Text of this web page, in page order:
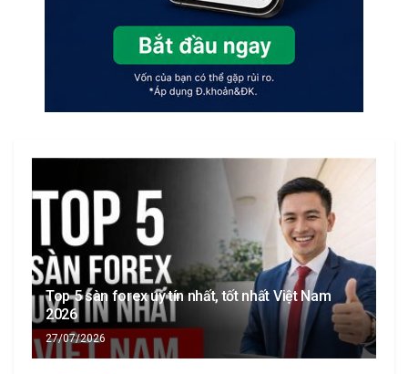
Top 5 sàn forex uy tín nhất, tốt nhất Việt Nam
2026
27/07/2026